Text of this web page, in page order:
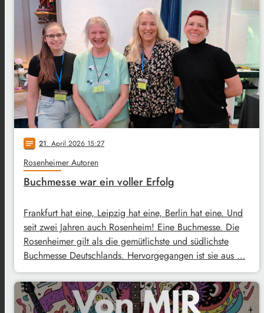
notes 21. April 2026 15:27
Rosenheimer Autoren
Buchmesse war ein voller Erfolg
Frankfurt hat eine, Leipzig hat eine, Berlin hat eine. Und
seit zwei Jahren auch Rosenheim! Eine Buchmesse. Die
Rosenheimer gilt als die gemütlichste und südlichste
Buchmesse Deutschlands. Hervorgegangen ist sie aus …